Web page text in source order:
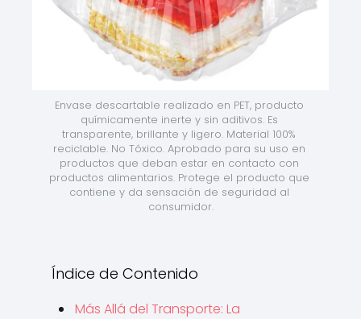
Envase descartable realizado en PET, producto
químicamente inerte y sin aditivos. Es
transparente, brillante y ligero. Material 100%
reciclable. No Tóxico. Aprobado para su uso en
productos que deban estar en contacto con
productos alimentarios. Protege el producto que
contiene y da sensación de seguridad al
consumidor.
Índice de Contenido
Más Allá del Transporte: La